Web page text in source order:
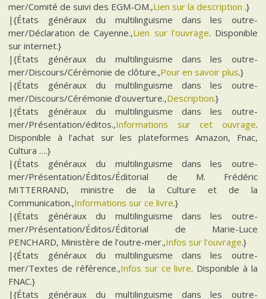
mer/Comité de suivi des EGM-OM.,Lien sur la description .}
|{États généraux du multilinguisme dans les outre-
mer/Déclaration de Cayenne.,Lien sur l’ouvrage. Disponible
sur internet.}
|{États généraux du multilinguisme dans les outre-
mer/Discours/Cérémonie de clôture.,Pour en savoir plus.}
|{États généraux du multilinguisme dans les outre-
mer/Discours/Cérémonie d’ouverture.,Description.}
|{États généraux du multilinguisme dans les outre-
mer/Présentation/éditos.,Informations sur cet ouvrage.
Disponible à l’achat sur les plateformes Amazon, Fnac,
Cultura ….}
|{États généraux du multilinguisme dans les outre-
mer/Présentation/Éditos/Éditorial de M. Frédéric
MITTERRAND, ministre de la Culture et de la
Communication.,Informations sur ce livre.}
|{États généraux du multilinguisme dans les outre-
mer/Présentation/Éditos/Éditorial de Marie-Luce
PENCHARD, Ministère de l’outre-mer.,Infos sur l’ouvrage.}
|{États généraux du multilinguisme dans les outre-
mer/Textes de référence.,Infos sur ce livre. Disponible à la
FNAC.}
|{États généraux du multilinguisme dans les outre-